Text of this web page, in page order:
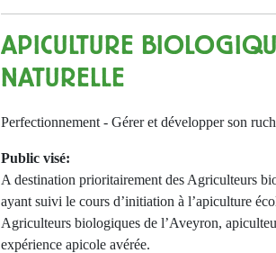
APICULTURE
NATURELLE
Perfectionnement - Gérer et développer son
Public visé:
A destination prioritairement des Agriculteurs
ayant suivi le cours d’initiation à l’apiculture
Agriculteurs biologiques de l’Aveyron,
expérience apicole avérée.